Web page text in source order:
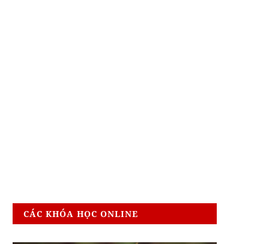
CÁC KHÓA HỌC ONLINE